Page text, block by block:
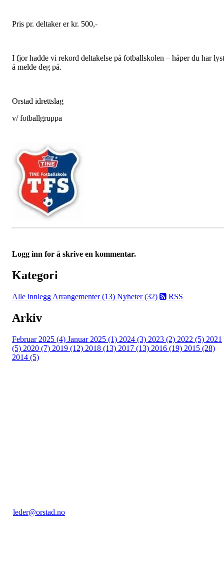
Pris pr. deltaker er kr. 500,-
I fjor hadde vi rekord deltakelse på fotballskolen – håper du har lyst
å melde deg på.
Orstad idrettslag
v/ fotballgruppa
Logg inn for å skrive en kommentar.
Kategori
Alle innlegg Arrangementer (13) Nyheter (32) RSS
Arkiv
Februar 2025 (4) Januar 2025 (1) 2024 (3) 2023 (2) 2022 (5) 2021
(5) 2020 (7) 2019 (12) 2018 (13) 2017 (13) 2016 (19) 2015 (28)
2014 (5)
leder@orstad.no